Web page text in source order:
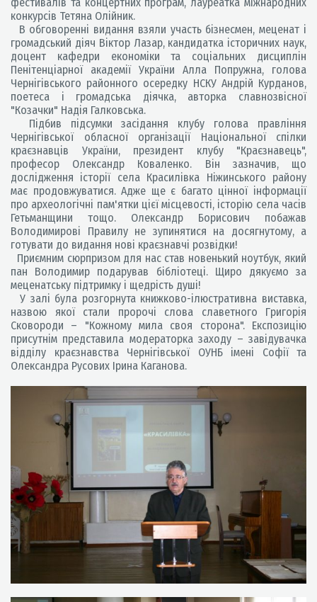
конкурсів Тетяна Олійник.
В обговоренні видання взяли участь бізнесмен, меценат і
громадський діяч Віктор Лазар, кандидатка історичних наук,
доцент кафедри економіки та соціальних дисциплін
Пенітенціарної академії України Алла Попружна, голова
Чернігівського районного осередку НСКУ Андрій Курданов,
поетеса і громадська діячка, авторка славнозвісної
"Козачки" Надія Галковська.
Підбив підсумки засідання клубу голова правління
Чернігівської обласної організації Національної спілки
краєзнавців України, президент клубу "Краєзнавець",
професор Олександр Коваленко. Він зазначив, що
дослідження історії села Красилівка Ніжинського району
має продовжуватися. Адже ще є багато цінної інформації
про археологічні пам'ятки цієї місцевості, історію села часів
Гетьманщини тощо. Олександр Борисович побажав
Володимирові Правилу не зупинятися на досягнутому, а
готувати до видання нові краєзнавчі розвідки!
Приємним сюрпризом для нас став новенький ноутбук, який
пан Володимир подарував бібліотеці. Щиро дякуємо за
меценатську підтримку і щедрість душі!
У залі була розгорнута книжково-ілюстративна виставка,
назвою якої стали пророчі слова славетного Григорія
Сковороди – "Кожному мила своя сторона". Експозицію
присутнім представила модераторка заходу – завідувачка
відділу краєзнавства Чернігівської ОУНБ імені Софії та
Олександра Русових Ірина Каганова.